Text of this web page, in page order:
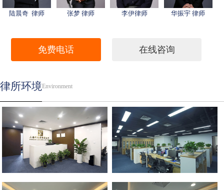
陆晨奇 律师 张梦 律师 李伊律师 华振宇 律师
免费电话 在线咨询
律所环境Environment